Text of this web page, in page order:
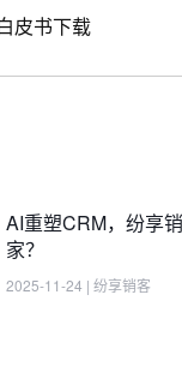
皮书下载
AI重塑CRM，纷享
家？
2025-11-24 | 纷享销客